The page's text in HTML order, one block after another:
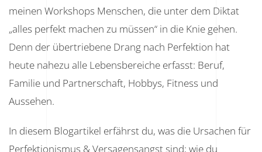
meinen Workshops Menschen, die unter dem Diktat
„alles perfekt machen zu müssen“ in die Knie gehen.
Denn der übertriebene Drang nach Perfektion hat
heute nahezu alle Lebensbereiche erfasst: Beruf,
Familie und Partnerschaft, Hobbys, Fitness und
Aussehen.
In diesem Blogartikel erfährst du, was die Ursachen für
Perfektionismus & Versagensangst sind; wie du